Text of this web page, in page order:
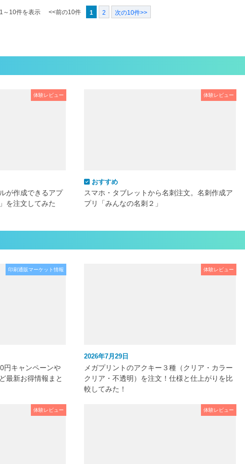
次の10件>>
2
1
<<前の10件
～10件を表示
体験レビュー
が作成できるアプ
を注文してみた
体験レビュー
おすすめ
スマホ・タブレットから名刺注文。名刺作成ア
プリ「みんなの名刺２」
印刷通販マーケット情報
円キャンペーンや
最新お得情報まと
体験レビュー
2026年7月29日
メガプリントのアクキー３種（クリア・カラー
クリア・不透明）を注文！仕様と仕上がりを比
較してみた！
体験レビュー 体験レビュー